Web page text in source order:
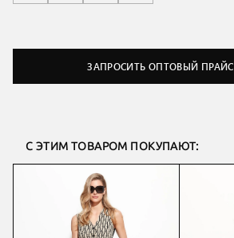
ЗАПРОСИТЬ ОПТОВЫЙ ПРАЙС
С ЭТИМ ТОВАРОМ ПОКУПАЮТ: